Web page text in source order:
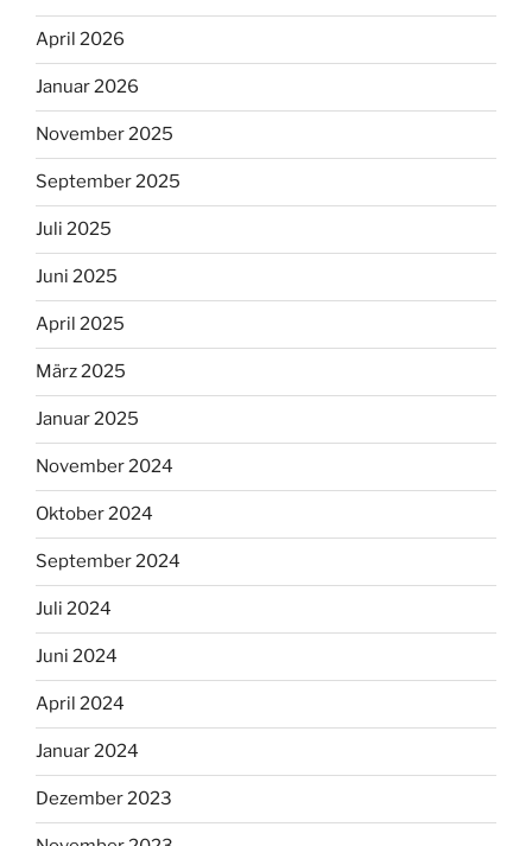
April 2026
Januar 2026
November 2025
September 2025
Juli 2025
Juni 2025
April 2025
März 2025
Januar 2025
November 2024
Oktober 2024
September 2024
Juli 2024
Juni 2024
April 2024
Januar 2024
Dezember 2023